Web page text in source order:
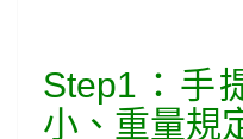
Step1：手
小、重量規